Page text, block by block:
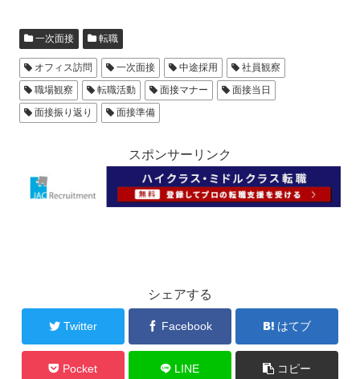
一次面接 転職
オフィス訪問 一次面接 中途採用
社員観察
職場観察
転職活動 面接マナー
面接当日
面接振り返り
面接準備
スポンサーリンク
シェアする
Twitter Facebook はてブ
Pocket LINE コピー